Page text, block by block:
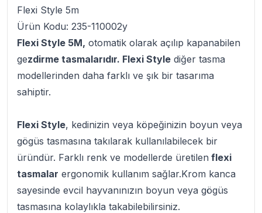
Flexi Style 5m
Ürün Kodu: 235-110002y
Flexi Style 5M, otomatik olarak açılıp kapanabilen
gezdirme tasmalarıdır. Flexi Style diğer tasma
modellerinden daha farklı ve şık bir tasarıma
sahiptir.
Flexi Style, kedinizin veya köpeğinizin boyun veya
gögüs tasmasına takılarak kullanılabilecek bir
üründür. Farklı renk ve modellerde üretilen flexi
tasmalar ergonomik kullanım sağlar.Krom kanca
sayesinde evcil hayvanınızın boyun veya gögüs
tasmasına kolaylıkla takabilebilirsiniz.